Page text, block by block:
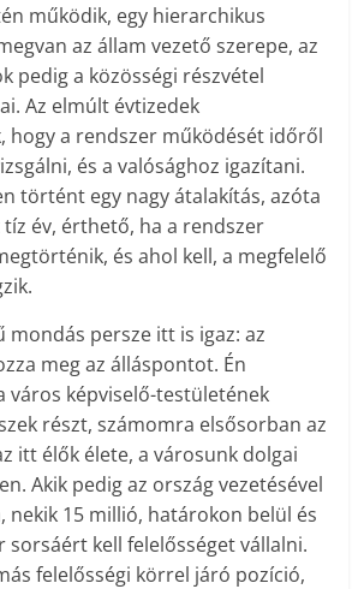
működik, egy hierarchikus
az állam vezető szerepe, az
pedig a közösségi részvétel
Az elmúlt évtizedek
hogy a rendszer működését időről
és a valósághoz igazítani.
történt egy nagy átalakítás, azóta
év, érthető, ha a rendszer
és ahol kell, a megfelelő
mondás persze itt is igaz: az
meg az álláspontot. Én
város képviselő-testületének
részt, számomra elsősorban az
itt élők élete, a városunk dolgai
Akik pedig az ország vezetésével
nekik 15 millió, határokon belül és
sorsáért kell felelősséget vállalni.
felelősségi körrel járó pozíció,